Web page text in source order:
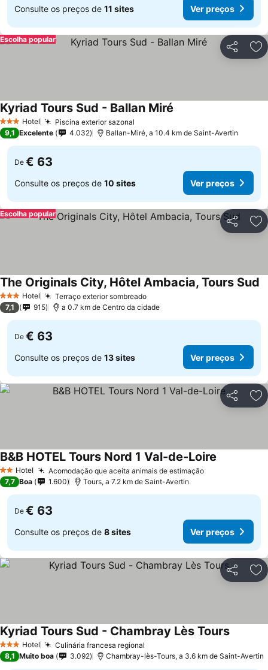
Consulte os preços de 11 sites Ver preços
Partilhar
Escolha popular
3 EstrelasHotel Piscina exterior sazonal
Kyriad Tours Sud - Ballan Miré
9,1 Excelente 4.032 Ballan-Miré, a 10.4 km de Saint-Avertin
De € 63
Consulte os preços de 10 sites Ver preços
Partilhar
Escolha popular
3 EstrelasHotel Terraço exterior sombreadoVer preços
The Originals City, Hôtel Ambacia, Tours Sud
7,1 915 a 0.7 km de Centro da cidade
De € 63
Consulte os preços de 13 sites Ver preços
Partilhar
2 Estrelas
Hotel Acomodação que aceita animais de estimaçãoVer preços
B&B HOTEL Tours Nord 1 Val-de-Loire
7,7 Boa 1.600 Tours, a 7.2 km de Saint-Avertin
De € 63
Consulte os preços de 8 sites Ver preços
Partilhar
3 EstrelasHotel Culinária francesa regional
Kyriad Tours Sud - Chambray Lès ToursVer
8,1 Muito boa 3.092 Chambray-lès-Tours, a 3.6 km de Saint-Avertin